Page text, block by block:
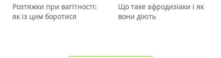
Що таке афродизіаки і як
вони діють
Чому червоніє обличчя і
чи можна це прибрати